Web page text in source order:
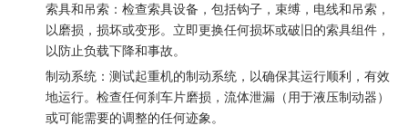
索具和吊索：检查索具设备，包括钩子，束缚，电线和吊索，
以磨损，损坏或变形。立即更换任何损坏或破旧的索具组件，
以防止负载下降和事故。
制动系统：测试起重机的制动系统，以确保其运行顺利，有效
地运行。检查任何刹车片磨损，流体泄漏（用于液压制动器）
或可能需要的调整的任何迹象。